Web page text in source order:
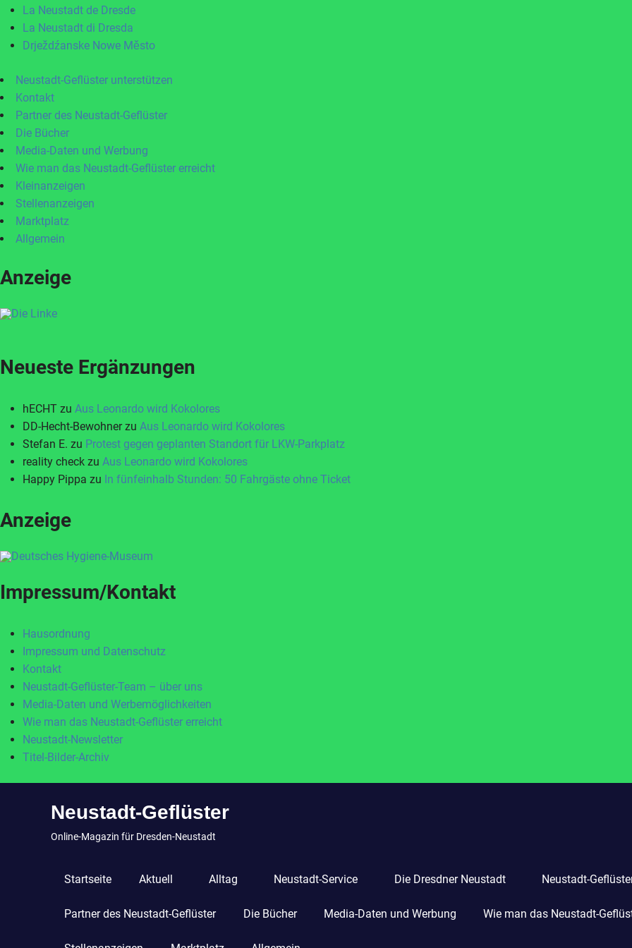
La Neustadt de Dresde
La Neustadt di Dresda
Drježdźanske Nowe Město
Neustadt-Geflüster unterstützen
Kontakt
Partner des Neustadt-Geflüster
Die Bücher
Media-Daten und Werbung
Wie man das Neustadt-Geflüster erreicht
Kleinanzeigen
Stellenanzeigen
Marktplatz
Allgemein
Anzeige
Neueste Ergänzungen
hECHT zu Aus Leonardo wird Kokolores
DD-Hecht-Bewohnerzu Aus Leonardo wird Kokolores
Stefan E. zu Protest gegen geplanten Standort für LKW-Parkplatz
reality check zu Aus Leonardo wird Kokolores
Happy Pippa zu In fünfeinhalb Stunden: 50 Fahrgäste ohne Ticket
Anzeige
Impressum/Kontakt
Hausordnung
Impressum und Datenschutz
Kontakt
Neustadt-Geflüster-Team – über uns
Media-Daten und Werbemöglichkeiten
Wie man das Neustadt-Geflüster erreicht
Neustadt-Newsletter
Titel-Bilder-Archiv
Neustadt-Geflüster
Online-Magazin für Dresden-Neustadt
Startseite Aktuell Alltag Neustadt-Service Die Dresdner Neustadt Neustadt-
Partner des Neustadt-Geflüster Die Bücher Media-Daten und Werbung Wie man das Neustadt-